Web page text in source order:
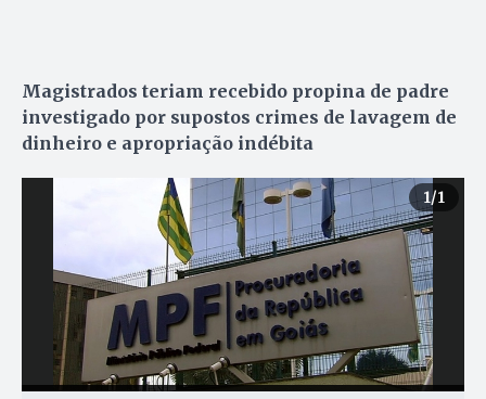
Magistrados teriam recebido propina de padre
investigado por supostos crimes de lavagem de
dinheiro e apropriação indébita
1/1